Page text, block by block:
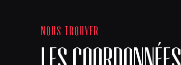
NOUS TROUVER